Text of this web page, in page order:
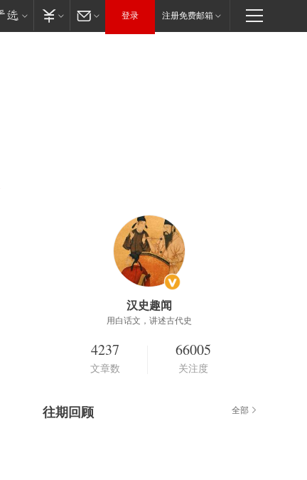
登录 注册免费邮箱
汉史趣闻
用白话文，讲述古代史
4237
文章数
66005
关注度
往期回顾 全部